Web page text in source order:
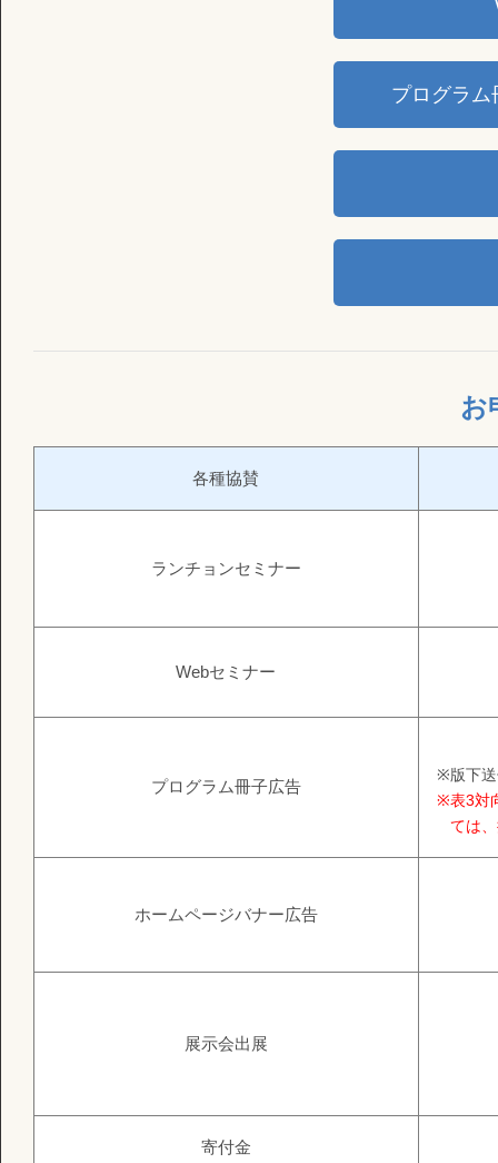
プログラ
お
各種協賛
ランチョンセミナー
Webセミナー
プログラム冊子広告
※版下
※表3対
ては
ホームページバナー広告
展示会出展
寄付金